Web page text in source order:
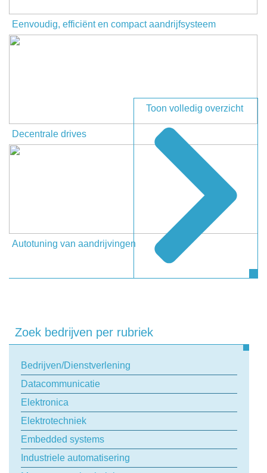
Telefoonnummer
Eenvoudig, efficiënt en compact aandrijfsysteem
Decentrale drives
Autotuning van aandrijvingen
Toon volledig overzicht
Zoek bedrijven per rubriek
Bedrijven/Dienstverlening
Datacommunicatie
Elektronica
Elektrotechniek
Embedded systems
Industriele automatisering